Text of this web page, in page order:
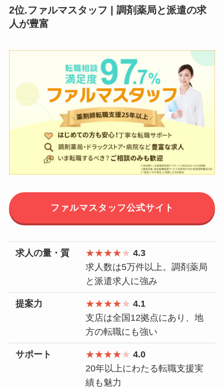
2位.ファルマスタッフ | 調剤薬局と派遣の求
人が豊富
ファルマスタッフ公式サイト
求人の量・質 ★★★★★ 4.3
求人数は5万件以上。調剤薬局
と派遣求人に強み
提案力 ★★★★★ 4.1
支店は全国12拠点にあり、地
方の転職にも強い
サポート ★★★★★ 4.0
20年以上にわたる転職支援実
績も魅力